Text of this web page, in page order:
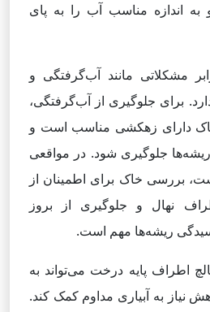
به اندازه مناسب آب را به پای
مشکلاتی مانند آب‌گرفتگی و
برای جلوگیری از آب‌گرفتگی،
دارای زهکشی مناسب است و
جلوگیری شود. در مواقعی
بررسی خاک برای اطمینان از
نهال و جلوگیری از بروز
ریشه‌ها مهم است.
اطراف پایه درخت می‌تواند به
به آبیاری مداوم کمک کند.